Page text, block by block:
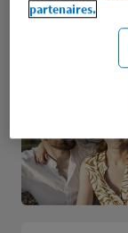
partenaires.